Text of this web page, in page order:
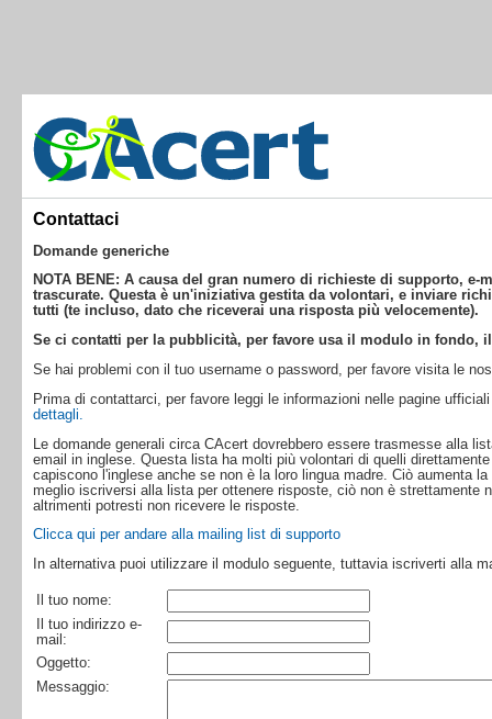
Contattaci
Domande generiche
NOTA BENE: A causa del gran numero di richieste di supporto,
trascurate. Questa è un'iniziativa gestita da volontari, e inviare
tutti (te incluso, dato che riceverai una risposta più velocemente).
Se ci contatti per la pubblicità, per favore usa il modulo in
Se hai problemi con il tuo username o password, per favore visita le
Prima di contattarci, per favore leggi le informazioni nelle pagine
dettagli.
Le domande generali circa CAcert dovrebbero essere trasmesse alla
email in inglese. Questa lista ha molti più volontari di quelli
capiscono l'inglese anche se non è la loro lingua madre. Ciò aumenta
meglio iscriversi alla lista per ottenere risposte, ciò non è strettamente
altrimenti potresti non ricevere le risposte.
Clicca qui per andare alla mailing list di supporto
In alternativa puoi utilizzare il modulo seguente, tuttavia iscriverti alla
Il tuo nome:
Il tuo indirizzo e-
mail:
Oggetto:
Messaggio: